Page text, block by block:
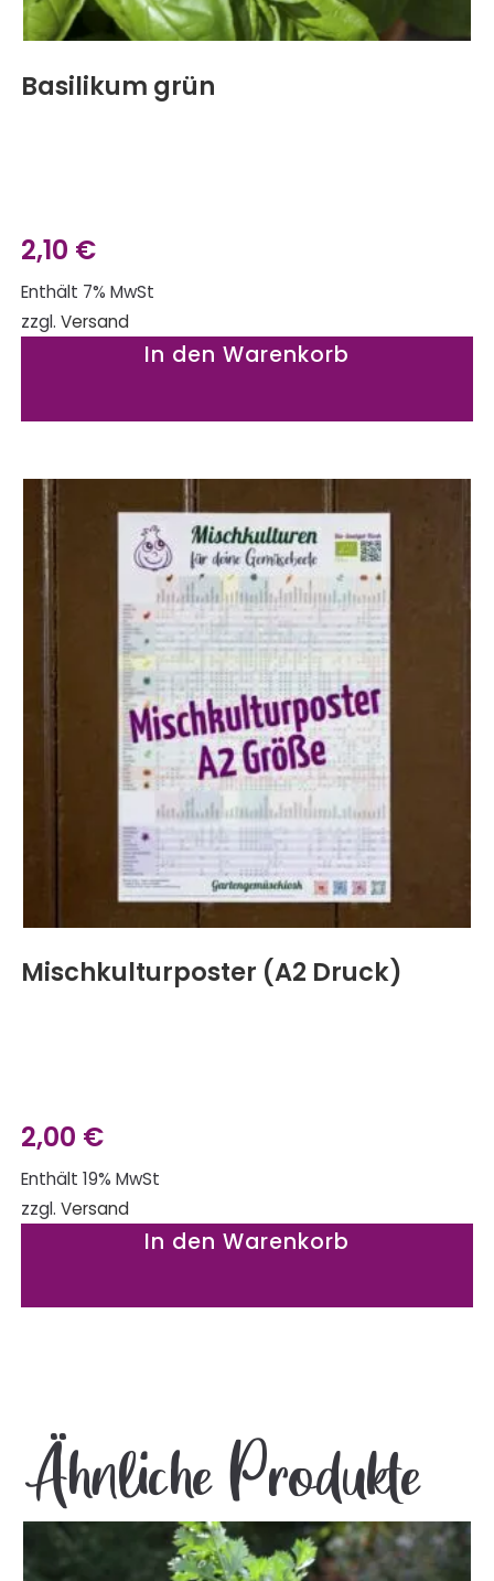
Basilikum grün
2,10 €
Enthält 7% MwSt
zzgl. Versand
In den Warenkorb
Mischkulturposter (A2 Druck)
2,00 €
Enthält 19% MwSt
zzgl. Versand
In den Warenkorb
Ähnliche Produkte